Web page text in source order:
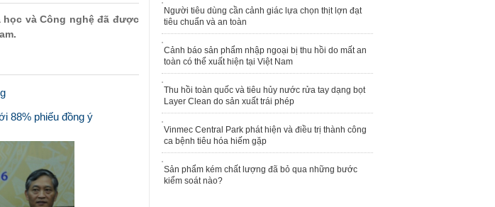
học và Công nghệ đã được
88% phiếu đồng ý
Người tiêu dùng cần cảnh giác lựa chọn thịt lợn đạt
tiêu chuẩn và an toàn
Cảnh báo sản phẩm nhập ngoại bị thu hồi do mất an
toàn có thể xuất hiện tại Việt Nam
Thu hồi toàn quốc và tiêu hủy nước rửa tay dạng bọt
Layer Clean do sản xuất trái phép
Vinmec Central Park phát hiện và điều trị thành công
ca bệnh tiêu hóa hiếm gặp
Sản phẩm kém chất lượng đã bỏ qua những bước
kiểm soát nào?